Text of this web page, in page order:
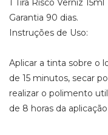
1 Tira Risco Verniz 15ml
Garantia 90 dias.
Instruções de Uso:
Aplicar a tinta sobre o
de 15 minutos, secar
realizar o polimento
de 8 horas da